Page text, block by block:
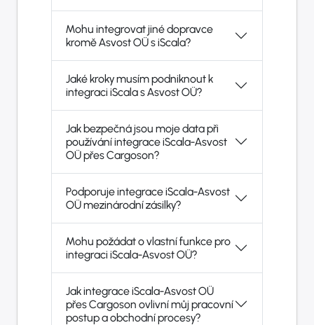
Mohu integrovat jiné dopravce
kromě Asvost OÜ s iScala?
Jaké kroky musím podniknout k
integraci iScala s Asvost OÜ?
Jak bezpečná jsou moje data při
používání integrace iScala-Asvost
OÜ přes Cargoson?
Podporuje integrace iScala-Asvost
OÜ mezinárodní zásilky?
Mohu požádat o vlastní funkce pro
integraci iScala-Asvost OÜ?
Jak integrace iScala-Asvost OÜ
přes Cargoson ovlivní můj pracovní
postup a obchodní procesy?